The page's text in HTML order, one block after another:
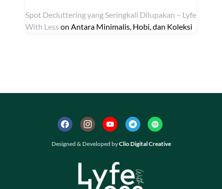
Spot Decluttering yang Seringkali Dilupakan – Lyfe
With Less on Antara Minimalis, Hobi, dan Koleksi
Designed & Developed byClio Digital Creative